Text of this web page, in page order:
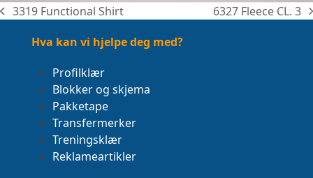
previous
3319 Functional Shirt
next
6327 Fleece CL. 3
Hva kan vi hjelpe deg med?
Profilklær
Blokker og skjema
Pakketape
Transfermerker
Treningsklær
Reklameartikler